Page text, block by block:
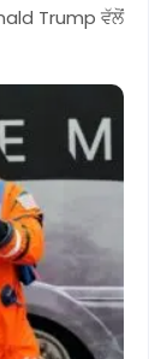
Trump ਵੱਲੋਂ